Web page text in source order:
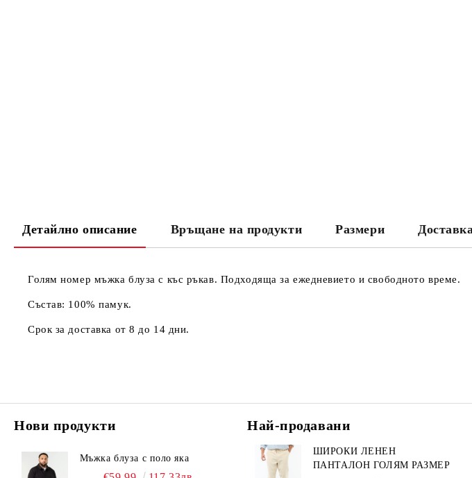
Детайлно описание Връщане на продукти Размери
Голям номер мъжка блуза с къс ръкав. Подходяща за ежедневието и свободното време.
Състав: 100% памук.
Срок за доставка от 8 до 14 дни.
Нови продукти
Мъжка блуза с поло яка
Най-продавани
ШИРОКИ ЛЕНЕН
ПАНТАЛОН ГОЛЯМ РАЗМЕР